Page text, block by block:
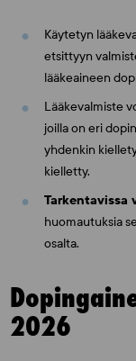
Käytetyn
etsittyyn
lääkeaineen
Lääkevalmiste
joilla on eri
yhdenkin
kielletty.
Tarkentavissa
huomautuksia
osalta.
2026